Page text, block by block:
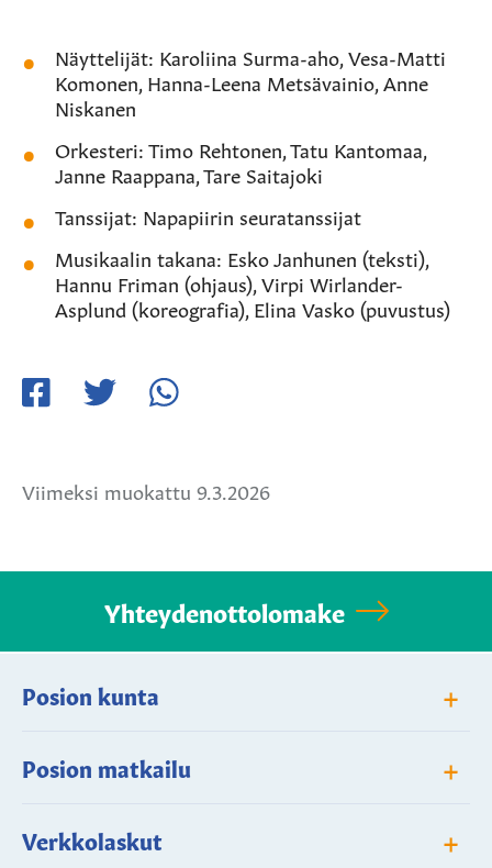
Näyttelijät: Karoliina Surma-aho, Vesa-Matti
Komonen, Hanna-Leena Metsävainio, Anne
Niskanen
Orkesteri: Timo Rehtonen, Tatu Kantomaa,
Janne Raappana, Tare Saitajoki
Tanssijat: Napapiirin seuratanssijat
Musikaalin takana: Esko Janhunen (teksti),
Hannu Friman (ohjaus), Virpi Wirlander-
Asplund (koreografia), Elina Vasko (puvustus)
Viimeksi muokattu 9.3.2026
Yhteydenottolomake
Posion kunta +
Posion matkailu +
Verkkolaskut +